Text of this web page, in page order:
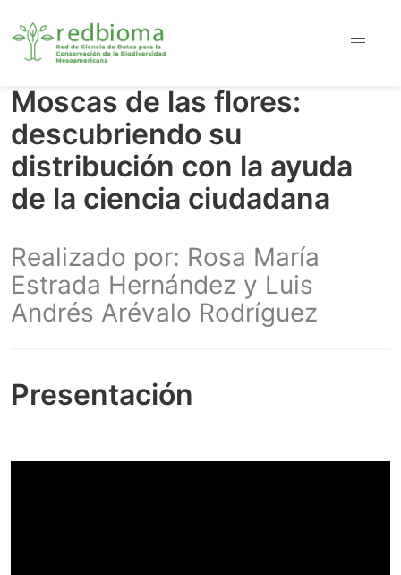
Moscas de las flores:
descubriendo su
distribución con la ayuda
de la ciencia ciudadana
Realizado por: Rosa María
Estrada Hernández y Luis
Andrés Arévalo Rodríguez
Presentación